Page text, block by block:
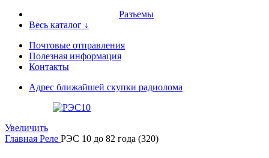
Разъемы
Весь каталог ↓
Почтовые отправления
Полезная информация
Контакты
Адрес ближайшей скупки радиолома
Увеличить
Главная Реле РЭС 10 до 82 года (320)